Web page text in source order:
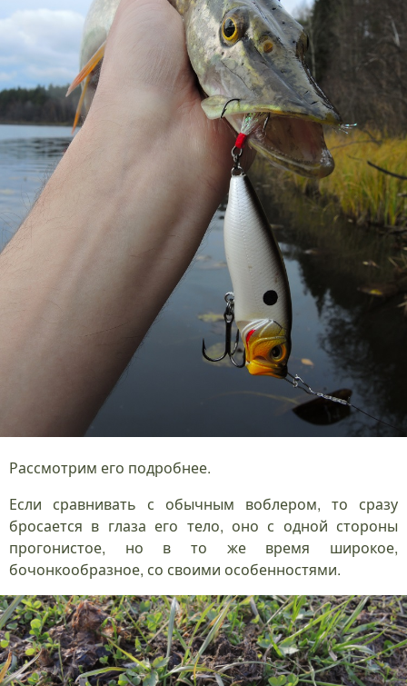
Рассмотрим его подробнее.
Если сравнивать с обычным воблером, то сразу
бросается в глаза его тело, оно с одной стороны
прогонистое, но в то же время широкое,
бочонкообразное, со своими особенностями.